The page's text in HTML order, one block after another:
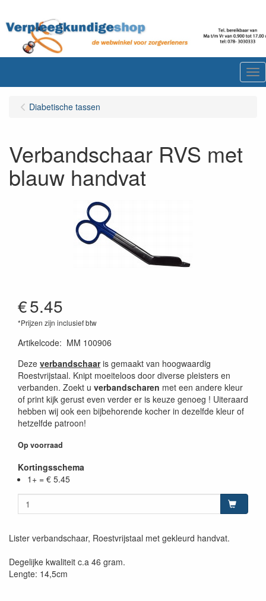
Diabetische tassen
Verbandschaar RVS met
blauw handvat
€5.45
*Prijzen zijn inclusief btw
Artikelcode: MM 100906
Deze verbandschaaris gemaakt van hoogwaardig
Roestvrijstaal. Knipt moeiteloos door diverse pleisters en
verbanden. Zoekt u verbandscharen met een andere kleur
of print kijk gerust even verder er is keuze genoeg ! Uiteraard
hebben wij ook een bijbehorende kocher in dezelfde kleur of
hetzelfde patroon!
Op voorraad
Kortingsschema
1+ = € 5.45
Lister verbandschaar, Roestvrijstaal met gekleurd handvat.
Degelijke kwaliteit c.a 46 gram.
Lengte: 14,5cm